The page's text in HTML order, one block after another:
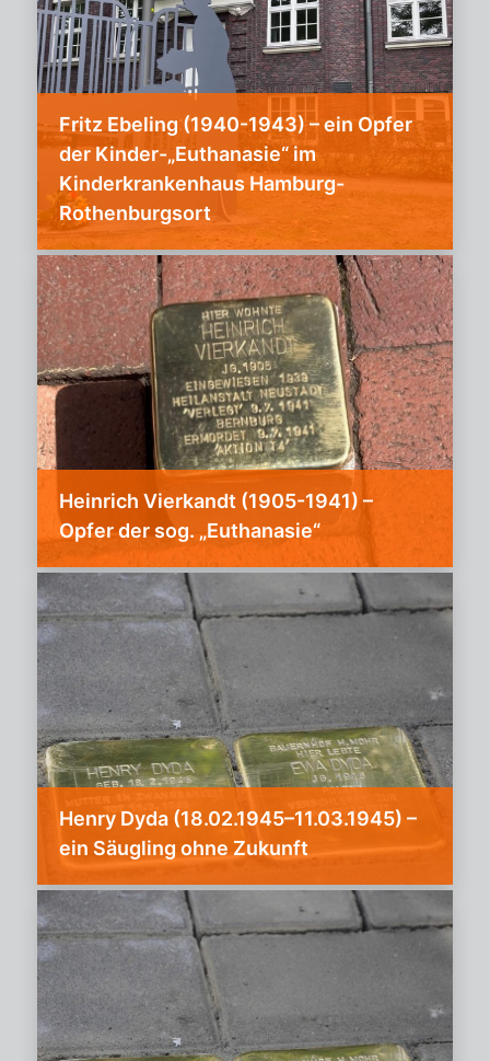
Fritz Ebeling (1940-1943) – ein Opfer
der Kinder-„Euthanasie“ im
Kinderkrankenhaus Hamburg-
Rothenburgsort
Heinrich Vierkandt (1905-1941) –
Opfer der sog. „Euthanasie“
Hen­ry Dyda (18.02.1945–11.03.1945) –
ein Säug­ling ohne Zu­kunft